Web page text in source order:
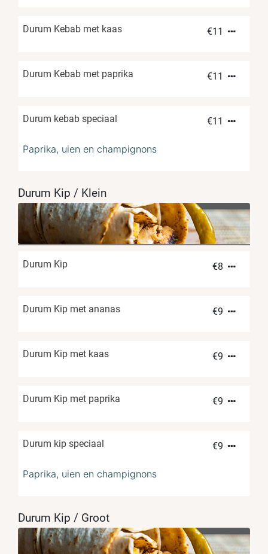
Durum Kebab met kaas €11
Durum Kebab met paprika €11
Durum kebab speciaal €11
Paprika, uien en champignons
Durum Kip / Klein
Durum Kip €8
Durum Kip met ananas €9
Durum Kip met kaas €9
Durum Kip met paprika €9
Durum kip speciaal €9
Paprika, uien en champignons
Durum Kip / Groot